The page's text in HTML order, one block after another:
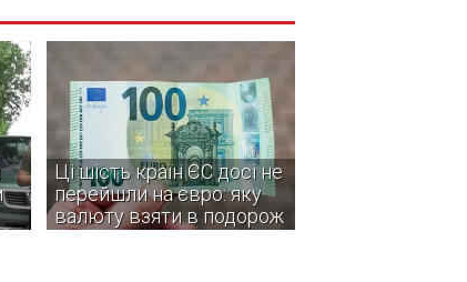
Ці шість країн ЄС досі не
перейшли на євро: яку
валюту взяти в подорож